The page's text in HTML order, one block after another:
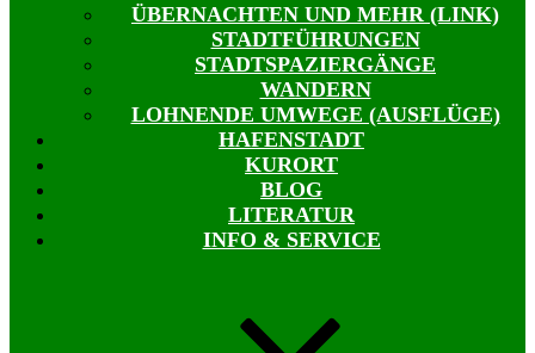
ÜBERNACHTEN UND MEHR (LINK)
STADTFÜHRUNGEN
STADTSPAZIERGÄNGE
WANDERN
LOHNENDE UMWEGE (AUSFLÜGE)
HAFENSTADT
KURORT
BLOG
LITERATUR
INFO & SERVICE